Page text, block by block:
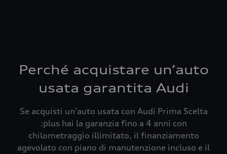
Perché acquistare un’auto
usata garantita Audi
Se acquisti un’auto usata con Audi Prima Scelta
:plus hai la garanzia fino a 4 anni con
chilometraggio illimitato, il finanziamento
agevolato con piano di manutenzione incluso e il